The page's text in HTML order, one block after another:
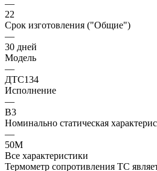
—
22
Срок изготовления ("Общие")
—
30 дней
Модель
—
ДТС134
Исполнение
—
В3
Номинально статическая
—
50М
Все характеристики
Термометр сопротивления ТС